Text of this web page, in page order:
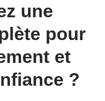
une
pour
et
?